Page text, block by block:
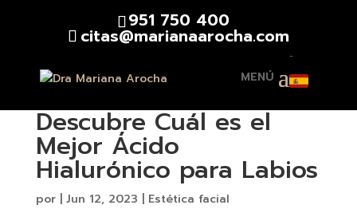
951 750 400
citas@marianaarocha.com
Descubre Cuál es el
Mejor Ácido
Hialurónico para Labios
por Jun 12, 2023 Estética facial